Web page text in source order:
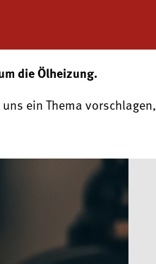
die Ölheizung.
ein Thema vorschlagen,